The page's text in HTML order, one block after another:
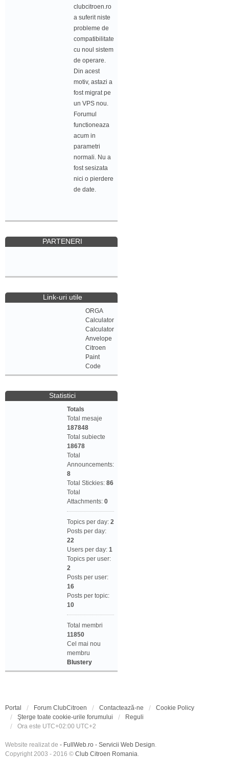
clubcitroen.ro
a suferit niste
probleme de
compatibilitate
cu noul sistem
de operare.
Din acest
motiv, astazi a
fost migrat pe
un VPS nou.
Forumul
functioneaza
acum in
parametri
normali. Nu a
fost sesizata
nici o pierdere
de date.
PARTENERI
Link-uri utile
ORGA
Calculator
Calculator
Anvelope
Citroen
Paint
Code
Statistici
Totals
Total mesaje
187848
Total subiecte
18678
Total
Announcements:
8
Total Stickies: 86
Total
Attachments: 0
Topics per day: 2
Posts per day:
22
Users per day: 1
Topics per user:
2
Posts per user:
16
Posts per topic:
10
Total membri
11850
Cel mai nou
membru
Blustery
Portal Forum ClubCitroen Contactează-ne
Cookie Policy
Şterge toate cookie-urile forumului
Reguli
Ora este UTC+02:00 UTC+2
Website realizat de - FullWeb.ro - Servicii Web Design.
Copyright 2003 - 2016 © Club Citroen Romania.